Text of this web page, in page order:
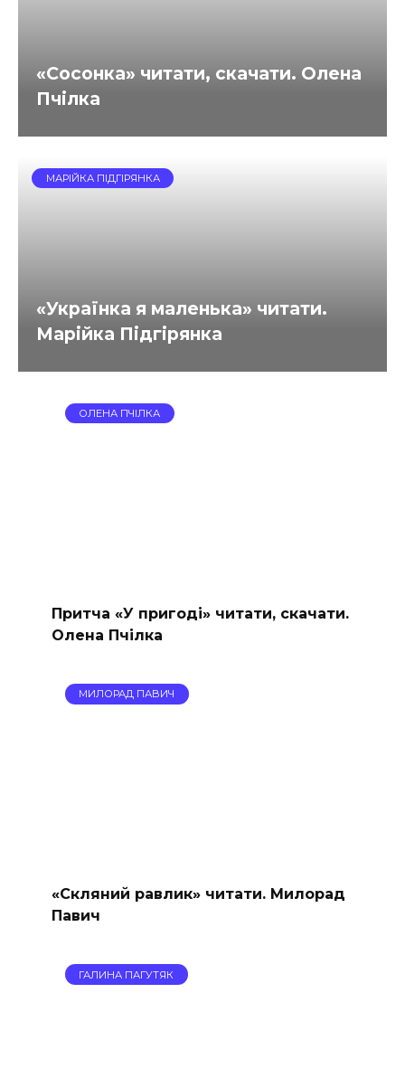
«Сосонка» читати, скачати. Олена
Пчілка
МАРІЙКА ПІДГІРЯНКА
«Українка я маленька» читати.
Марійка Підгірянка
ОЛЕНА ПЧІЛКА
Притча «У пригоді» читати, скачати.
Олена Пчілка
МИЛОРАД ПАВИЧ
«Скляний равлик» читати. Милорад
Павич
ГАЛИНА ПАГУТЯК